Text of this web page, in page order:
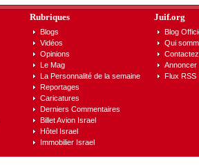
Rubriques
Blogs
Vidéos
Opinions
Le Mag
La Personnalité de la semaine
Reportages
Caricatures
Derniers Commentaires
Billet Avion Israel
Hôtel Israel
Immobilier Israel
Juif.org
Blog
Qui
Annoncer
Flux RSS